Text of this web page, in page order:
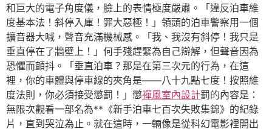
和巨大的電子角度儀，臉上的表情極度嚴肅。「違反泊車維
度基本法！斜停入庫！罪大惡極！」領頭的泊車警察用一個
擴音器大喊，聲音充滿機械感。「我、我沒有斜停！我只是
垂直停在了牆壁上！」何手殘趕緊為自己辯解，但聲音因為
恐懼而顫抖。「垂直泊車？那是在第三次元的行為，在這
裡，你的車體與停車線的夾角是——八十九點七度！按照維
度法則，你必須接受懲罰！」懲禪風室內設計罰的內容是：
無限次觀看一部名為**《新手泊車七百次失敗集錦》的紀錄
片，直到哭泣為止。就在這時，一輛像是從科幻電影裡開出